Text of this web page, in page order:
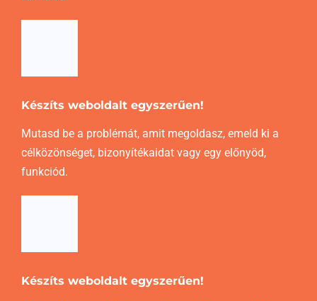
Készíts weboldalt egyszerűen!
Mutasd be a problémát, amit megoldasz, emeld ki a
célközönséget, bizonyítékaidat vagy egy előnyöd,
funkciód.
Készíts weboldalt egyszerűen!